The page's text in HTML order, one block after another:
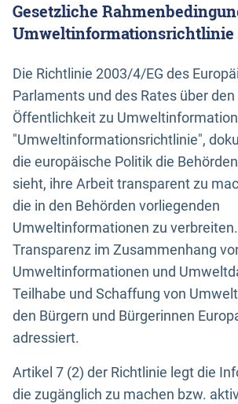
Gesetzliche
Umweltinformationsrichtlinie
Die Richtlinie 2003/4/EG des
Parlaments und des Rates über
Öffentlichkeit zu
"Umweltinformationsrichtlinie",
die europäische Politik die
sieht, ihre Arbeit transparent zu
die in den Behörden vorliegenden
Umweltinformationen zu
Transparenz im Zusammenhang
Umweltinformationen und
Teilhabe und Schaffung von
den Bürgern und Bürgerinnen
adressiert.
Artikel 7 (2) der Richtlinie legt die
die zugänglich zu machen bzw.